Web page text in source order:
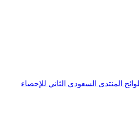
المنتدى السعودي الثاني للإحصاء